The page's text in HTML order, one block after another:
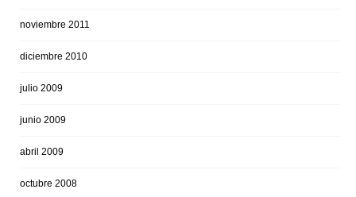
noviembre 2011
diciembre 2010
julio 2009
junio 2009
abril 2009
octubre 2008